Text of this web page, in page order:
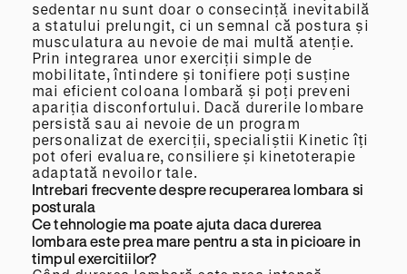
sedentar nu sunt doar o consecință inevitabilă
a statului prelungit, ci un semnal că postura și
musculatura au nevoie de mai multă atenție.
Prin integrarea unor exerciții simple de
mobilitate, întindere și tonifiere poți susține
mai eficient coloana lombară și poți preveni
apariția disconfortului. Dacă durerile lombare
persistă sau ai nevoie de un program
personalizat de exerciții, specialiștii Kinetic îți
pot oferi evaluare, consiliere și kinetoterapie
adaptată nevoilor tale.
Intrebari frecvente despre recuperarea lombara si
posturala
Ce tehnologie ma poate ajuta daca durerea
lombara este prea mare pentru a sta in picioare in
timpul exercitiilor?